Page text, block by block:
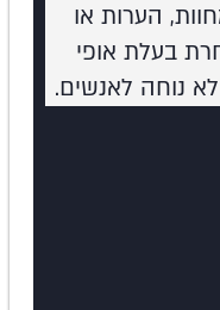
הערות או
בעלת אופי
לא נוחה לאנשים.